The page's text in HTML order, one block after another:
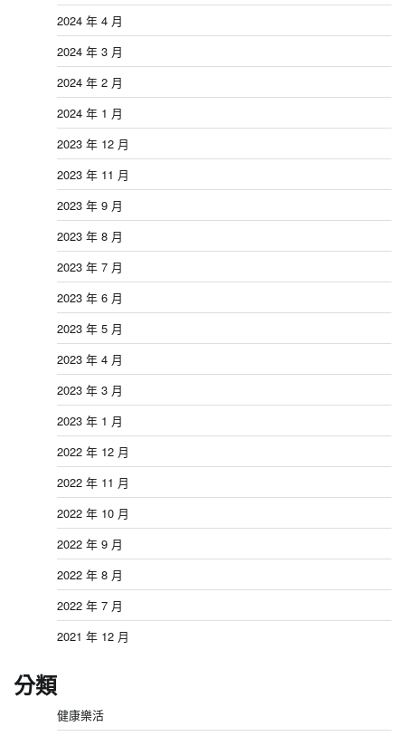
2024 年 4 月
2024 年 3 月
2024 年 2 月
2024 年 1 月
2023 年 12 月
2023 年 11 月
2023 年 9 月
2023 年 8 月
2023 年 7 月
2023 年 6 月
2023 年 5 月
2023 年 4 月
2023 年 3 月
2023 年 1 月
2022 年 12 月
2022 年 11 月
2022 年 10 月
2022 年 9 月
2022 年 8 月
2022 年 7 月
2021 年 12 月
分類
健康樂活